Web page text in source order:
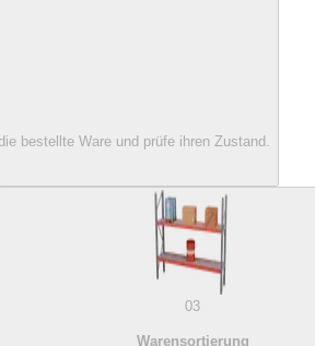
bestellte Ware und prüfe ihren Zustand.
03
Warensortierung